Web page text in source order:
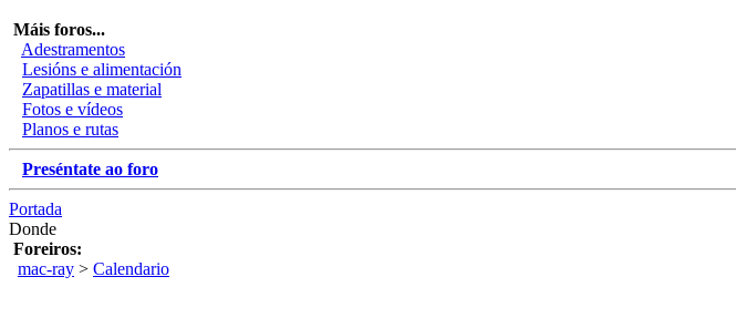
Máis foros...
Adestramentos
Lesións e alimentación
Zapatillas e material
Fotos e vídeos
Planos e rutas
Preséntate ao foro
Portada
Donde
Foreiros:
mac-ray > Calendario